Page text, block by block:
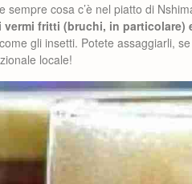
sempre cosa c’è nel piatto di
vermi fritti (bruchi, in particolare)
gli insetti. Potete assaggiarli,
locale!